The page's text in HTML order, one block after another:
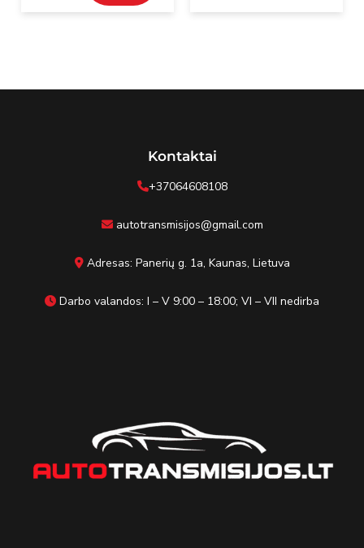
Kontaktai
+37064608108
autotransmisijos@gmail.com
Adresas: Panerių g. 1a, Kaunas, Lietuva
Darbo valandos: I – V 9:00 – 18:00; VI – VII nedirba